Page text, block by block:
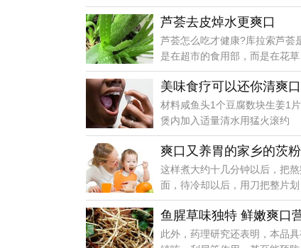
芦荟去皮焯水更爽口
芦荟怎么吃才健康?库拉索芦荟
是在超市的食用部，而是在花草
美味食疗可以还你清爽
材料咸鱼头1个豆腐数块生姜1
煲内加入适量清水用猛火滚约
爽口又养胃的家乡的茨
这样煮大约十几分钟以后，把
面，待冷却以后，用刀把整片划
鱼腥草味独特 鲜嫩爽口
此外，药理研究还表明，本品